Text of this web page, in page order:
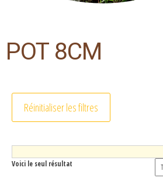
POT 8CM
Réinitialiser les filtres
Voici le seul résultat